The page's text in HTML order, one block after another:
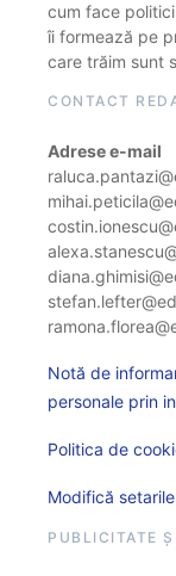
cum face
îi formează pe
care trăim sunt
CONTACT
Adrese e-mail
Notă de
personale prin
Politica de
Modifică
PUBLICITATE